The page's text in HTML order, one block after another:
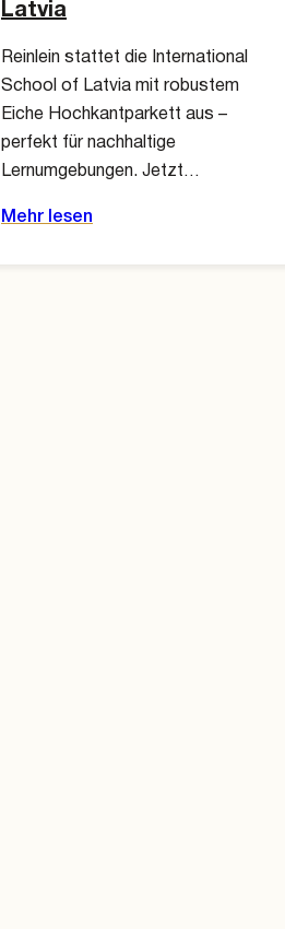
Latvia
Reinlein stattet die International
School of Latvia mit robustem
Eiche Hochkantparkett aus –
perfekt für nachhaltige
Lernumgebungen. Jetzt…
Mehr lesen